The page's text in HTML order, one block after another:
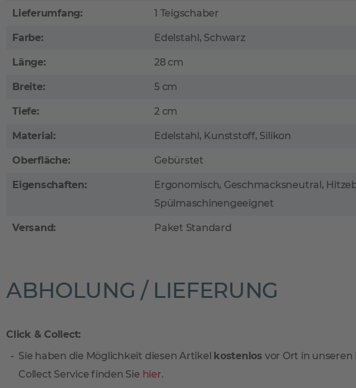
Lieferumfang: 1 Teigschaber
Farbe: Edelstahl, Schwarz
Länge: 28 cm
Breite: 5 cm
Tiefe: 2 cm
Material: Edelstahl, Kunststoff, Silikon
Oberfläche: Gebürstet
Eigenschaften:
Ergonomisch, Geschmacksneutral,
Spülmaschinengeeignet
Versand: Paket Standard
ABHOLUNG / LIEFERUNG
Click & Collect:
Sie haben die Möglichkeit diesen Artikel kostenlos vor Ort in
Collect Service finden Sie hier.